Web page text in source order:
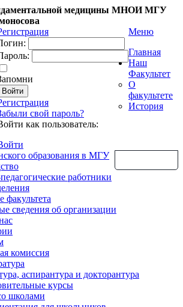
медицины МНОИ МГУ
свой пароль?
как пользователь:
Меню
Главная
Наш
Факультет
О
факультете
История
образования в МГУ
работники
факультета
сведения об организации
комиссия
аспирантура и докторантура
курсы
школами